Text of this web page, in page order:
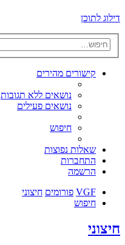
דילוג לתוכן
קישורים מהירים
נושאים ללא תגובות
נושאים פעילים
חיפוש
שאלות נפוצות
התחברות
הרשמה
VGF פורומים חיצוני
חיפוש
חיצוני